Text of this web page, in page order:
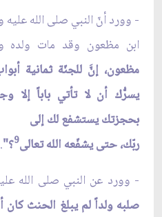
- وورد أنّ النبي صلى الله
ابن مظعون وقد مات ولده
مظعون، إنَّ للجنّة ثمانية
يسرُّك أن لا تأتي باباً إلا
بحجزتك يستشفع لك إلى
ربّك، حتى يشفّعه الله تعالى9؟".
- وورد عن النبي صلى الله
صلبه ولداً لم يبلغ الحنث